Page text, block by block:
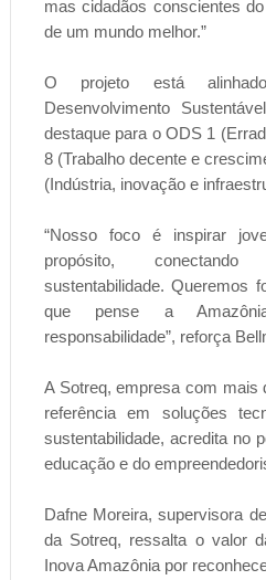
mas cidadãos conscientes
de um mundo melhor.”
O projeto está
Desenvolvimento
destaque para o ODS 1
8 (Trabalho decente e
(Indústria, inovação e
“Nosso foco é inspirar
propósito,
sustentabilidade. Queremos
que pense a
responsabilidade”, reforça
A Sotreq, empresa com mais
referência em soluções
sustentabilidade, acredita no
educação e do
Dafne Moreira, supervisora
da Sotreq, ressalta o valor
Inova Amazônia por